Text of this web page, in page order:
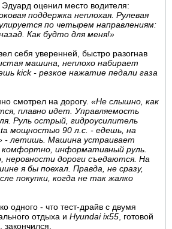
оценил место водителя:
поддержка неплохая. Рулевая
по четырем направлениям:
Как будто для меня!»
себя уверенней, быстро разогнав
машина, неплохо набирает
kick - резкое нажатие педали газа
смотрел на дорогу. «Не слышно, как
плавно идет. Управляемость
Руль острый, гидроусилитель
мощностью 90 л.с. - едешь, на
- летишь. Машина устраивает
информативный руль.
неровности дороги съедаются. На
я бы поехал. Правда, не сразу,
покупки, когда не так жалко
одного - что тест-драйв с двумя
отдыха и Hyundai ix55 , готовой
закончился.